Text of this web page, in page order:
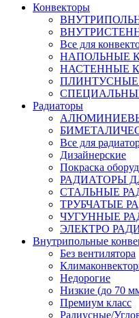
Конвекторы
Все для
НАПОЛЬНЫЕ
НАСТЕННЫЕ
Радиаторы
Все для
Дизайнерские
Покраска
РАДИАТОРЫ
СТАЛЬНЫЕ
ТРУБЧАТЫЕ
ЧУГУННЫЕ
ЭЛЕКТРО
Внутрипольные
Без вентилятора
Недорогие
Низкие (до 70
Премиум класс
Радиусные/